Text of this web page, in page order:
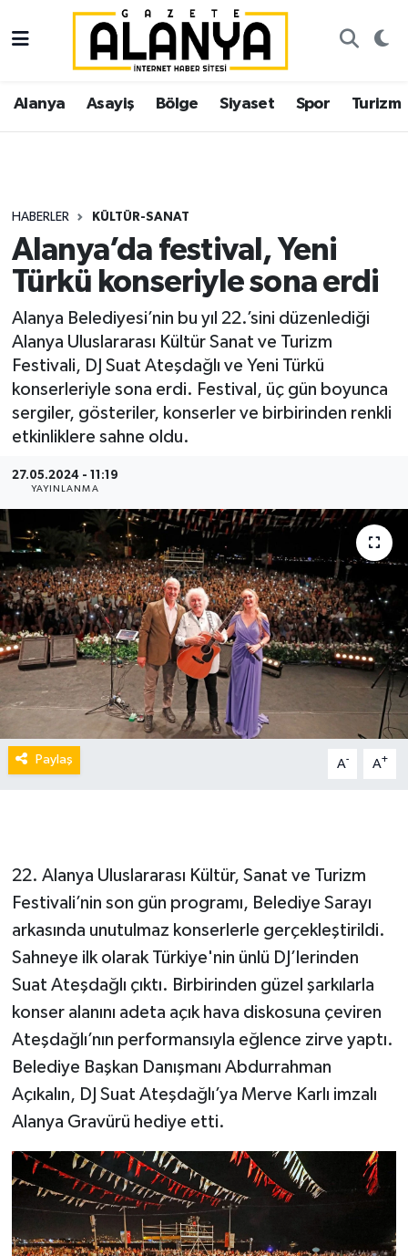
Alanya Asayiş Bölge Siyaset Spor Turizm
HABERLER KÜLTÜR-SANAT
Alanya’da festival, Yeni
Türkü konseriyle sona erdi
Alanya Belediyesi’nin bu yıl 22.’sini düzenlediği
Alanya Uluslararası Kültür Sanat ve Turizm
Festivali, DJ Suat Ateşdağlı ve Yeni Türkü
konserleriyle sona erdi. Festival, üç gün boyunca
sergiler, gösteriler, konserler ve birbirinden renkli
etkinliklere sahne oldu.
27.05.2024 - 11:19
YAYINLANMA
Paylaş A- A+
22. Alanya Uluslararası Kültür, Sanat ve Turizm
Festivali’nin son gün programı, Belediye Sarayı
arkasında unutulmaz konserlerle gerçekleştirildi.
Sahneye ilk olarak Türkiye'nin ünlü DJ’lerinden
Suat Ateşdağlı çıktı. Birbirinden güzel şarkılarla
konser alanını adeta açık hava diskosuna çeviren
Ateşdağlı’nın performansıyla eğlence zirve yaptı.
Belediye Başkan Danışmanı Abdurrahman
Açıkalın, DJ Suat Ateşdağlı’ya Merve Karlı imzalı
Alanya Gravürü hediye etti.
Alanya
Asayiş
Siyaset
Spor
Ekonomi
Gazipaşa
İstanbul Nöbetçi Eczaneler
İstanbul Hava Durumu
Süper Lig Puan Durumu ve Fikstür
Tüm Manşetler
Haber Arşivi